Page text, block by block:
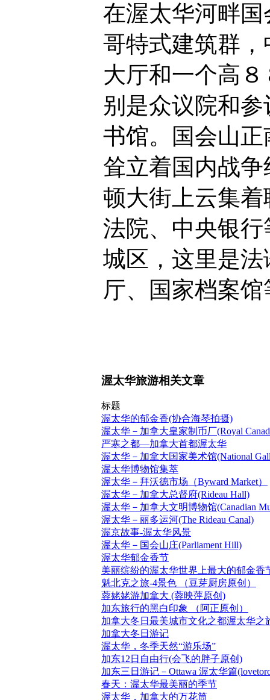
在渥太华河畔
哥特式建筑群
大厅和一个高
别是众议院和
书馆。国会山
耸立着国内战
顿大街上云集
法院、中央银
城区，这里是
厅、国家档案
渥太华旅游相关文章
标题
渥太华的郁金香(协合海琴拍摄)
渥太华－加拿大皇家制币厂(Royal
严寒之都—加拿大首都渥太华
渥太华－加拿大国家美术馆(National
渥太华博物馆集萃
渥太华－拜沃德市场（Byward Market）
渥太华－加拿大总督府(Rideau Hall)
渥太华－加拿大文明博物馆(Canadian
渥太华－丽多运河(The Rideau Canal)
渥京故事-渥太华风景
渥太华－国会山庄(Parliament Hill)
渥太华郁金香节
美丽缤纷的渥太华世界上最大的郁金香
魁北克之旅-4景色 （豆芽厨房原创）
蓉姥姥游加拿大 (蓉映萍原创)
加东旅行的黑白印象 （阿正原创）
加拿大冬日最美城市文化之都渥太华之
加拿大冬日游记
渥太华，冬季天然“游乐场”
加东12日自由行(会飞的胖子原创)
加东三日游记－Ottawa 渥太华篇
春天：渥太华最美丽的季节
渥太华，加拿大的万花筒